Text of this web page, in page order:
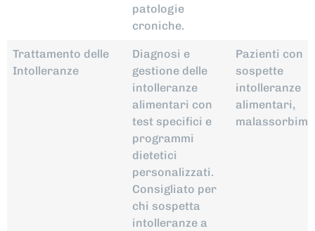
patologie
croniche.
Trattamento delle
Intolleranze
Diagnosi e
gestione delle
intolleranze
alimentari con
test specifici e
programmi
dietetici
personalizzati.
Consigliato per
chi sospetta
intolleranze a
Pazienti con
sospette
intolleranze
alimentari,